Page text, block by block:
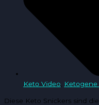
Keto Video
Diese Keto Snickers sind